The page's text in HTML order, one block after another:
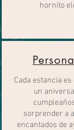
hornito
Cada estancia
un
sorprender a
encantados de